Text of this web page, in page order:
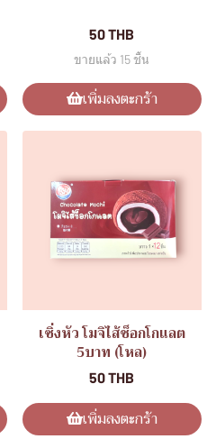
50 THB
ขายแล้ว 15 ชิ้น
เพิ่มลงตะกร้า
เซิ่งหัว โมจิไส้ช็อกโกแลต
5บาท (โหล)
50 THB
เพิ่มลงตะกร้า